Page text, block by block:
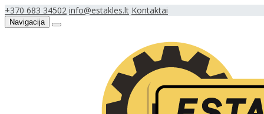
+370 683 34502 info@estakles.lt Kontaktai
Navigacija